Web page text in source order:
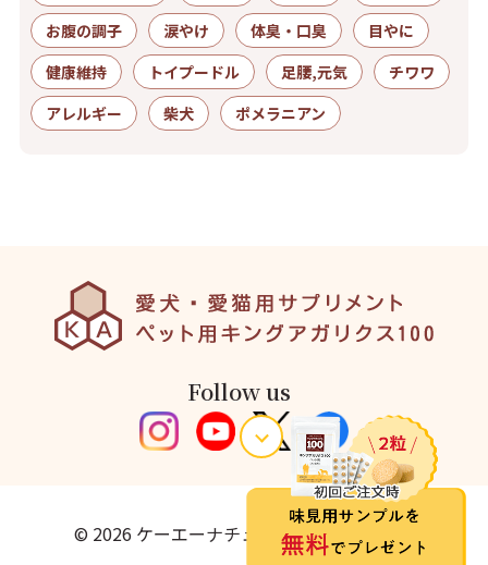
お腹の調子
涙やけ 体臭・口臭
目やに
健康維持
トイプードル 足腰,元気
チワワ
アレルギー
柴犬 ポメラニアン
Follow us
© 2026 ケーエーナチュラルフーズ株式会社